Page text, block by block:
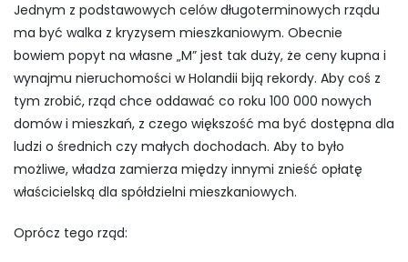
Jednym z podstawowych celów długoterminowych rządu
ma być walka z kryzysem mieszkaniowym. Obecnie
bowiem popyt na własne „M” jest tak duży, że ceny kupna i
wynajmu nieruchomości w Holandii biją rekordy. Aby coś z
tym zrobić, rząd chce oddawać co roku 100 000 nowych
domów i mieszkań, z czego większość ma być dostępna dla
ludzi o średnich czy małych dochodach. Aby to było
możliwe, władza zamierza między innymi znieść opłatę
właścicielską dla spółdzielni mieszkaniowych.
Oprócz tego rząd: